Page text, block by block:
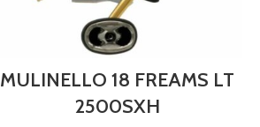
MULINELLO 18 FREAMS LT
2500SXH